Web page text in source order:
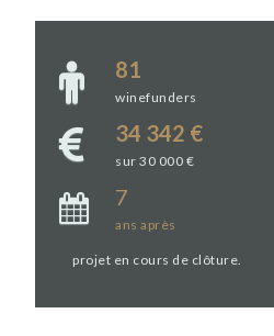
81
winefunders
34 342 €
sur 30 000 €
7
ans après
projet en cours de clôture.